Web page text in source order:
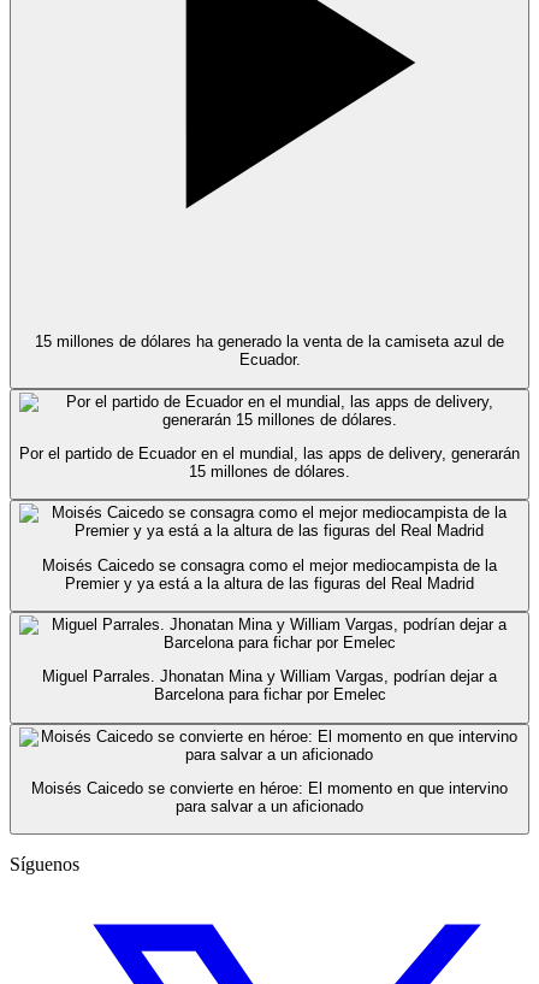
15 millones de dólares ha generado la venta de la camiseta azul de
Ecuador.
Por el partido de Ecuador en el mundial, las apps de delivery, generarán
15 millones de dólares.
Moisés Caicedo se consagra como el mejor mediocampista de la
Premier y ya está a la altura de las figuras del Real Madrid
Miguel Parrales. Jhonatan Mina y William Vargas, podrían dejar a
Barcelona para fichar por Emelec
Moisés Caicedo se convierte en héroe: El momento en que intervino
para salvar a un aficionado
Síguenos